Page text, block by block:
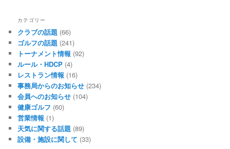
カテゴリー
クラブの話題 (66)
ゴルフの話題 (241)
トーナメント情報 (92)
ルール・HDCP (4)
レストラン情報 (16)
事務局からのお知らせ (234)
会員へのお知らせ (104)
健康ゴルフ (60)
営業情報 (1)
天気に関する話題 (89)
設備・施設に関して (33)